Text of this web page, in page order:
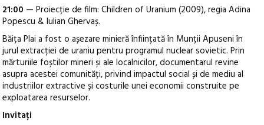
21:00 — Proiecție de film: Children of Uranium (2009), regia Adina
Popescu & Iulian Ghervaș.
Băița Plai a fost o așezare minieră înființată în Munții Apuseni în
jurul extracției de uraniu pentru programul nuclear sovietic. Prin
mărturiile foștilor mineri și ale localnicilor, documentarul revine
asupra acestei comunități, privind impactul social și de mediu al
industriilor extractive și costurile unei economii construite pe
exploatarea resurselor.
Invitați